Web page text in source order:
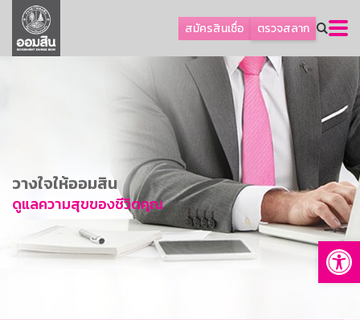
สมัครสินเชื่อ ตรวจสลาก
ลูกค้าธุรกิจ
ลูกค้าผู้ประกอบรายย่อย
การพัฒนาที่ยั่งยืน
ข่าวสาร
บริการทางการเงิน
อื่นๆ
วางใจให้ออมสิน
ดูแลความสุขของชีวิตคุณ